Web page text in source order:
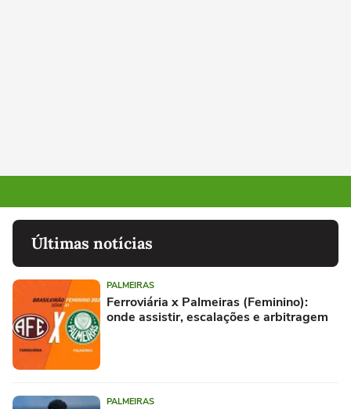
Últimas notícias
PALMEIRAS
Ferroviária x Palmeiras (Feminino):
onde assistir, escalações e arbitragem
PALMEIRAS